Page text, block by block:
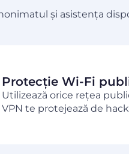
și asistența
Protecție Wi-Fi
Utilizează orice rețea
VPN te protejează de